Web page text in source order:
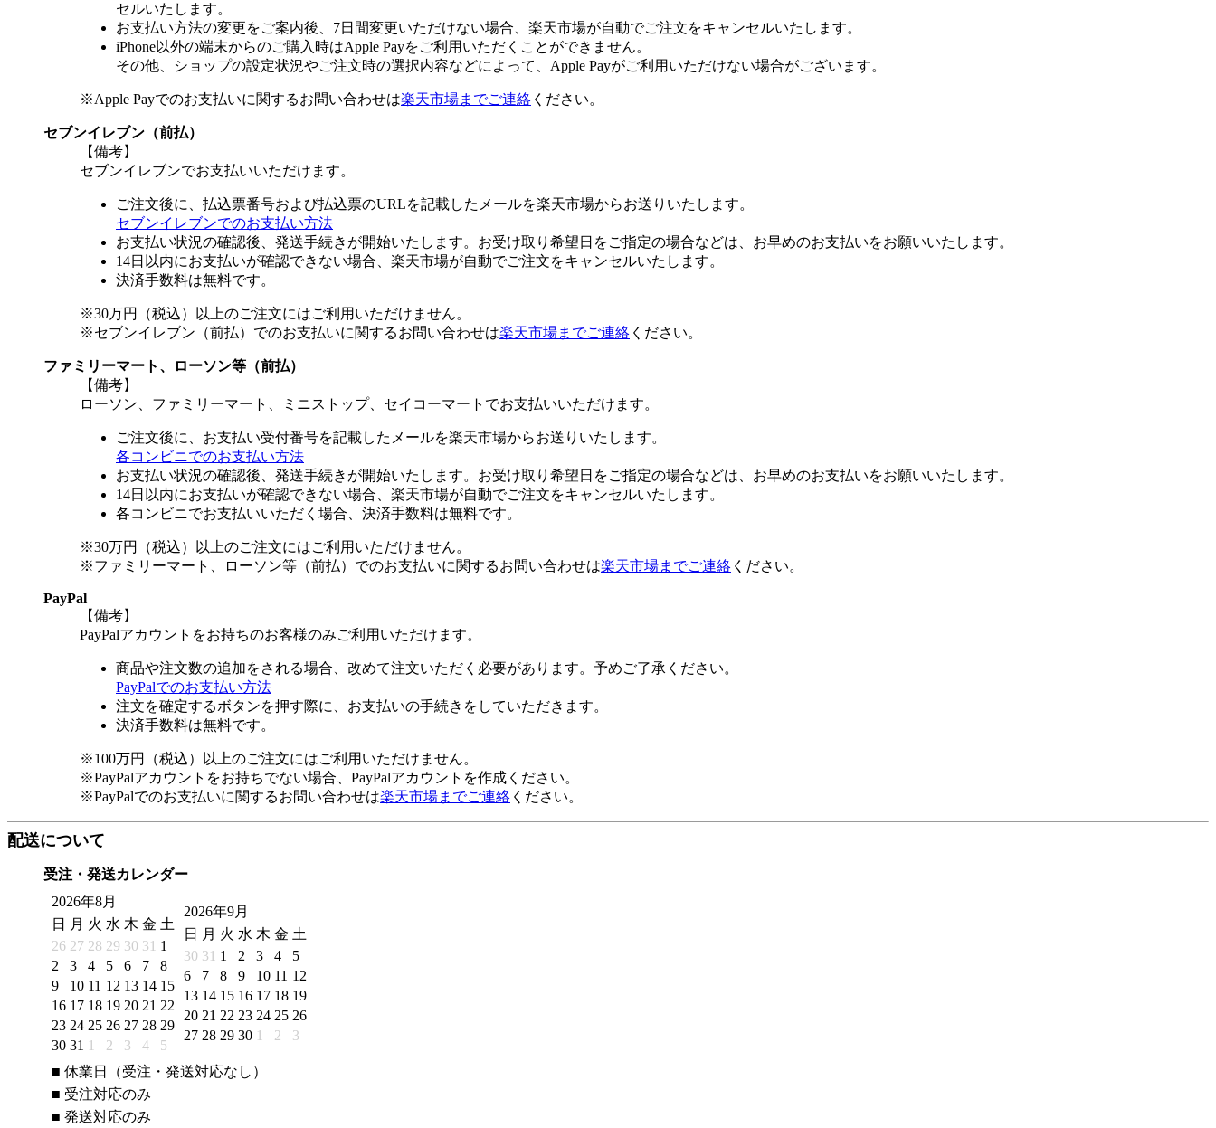
セルいたします。
お支払い方法の変更をご案内後、7日間変更いただけない場合、楽天市場が自動でご注文をキャンセルいたします。
iPhone以外の端末からのご購入時はApple Payをご利用いただくことができません。
その他、ショップの設定状況やご注文時の選択内容などによって、Apple Payがご利用いただけない場合がございます。
※Apple Payでのお支払いに関するお問い合わせは楽天市場までご連絡 ください。
セブンイレブン（前払）
【備考】
セブンイレブンでお支払いいただけます。
ご注文後に、払込票番号および払込票のURLを記載したメールを楽天市場からお送りいたします。
セブンイレブンでのお支払い方法
お支払い状況の確認後、発送手続きが開始いたします。お受け取り希望日をご指定の場合などは、お早めのお支払いをお願いいたします。
14日以内にお支払いが確認できない場合、楽天市場が自動でご注文をキャンセルいたします。
決済手数料は無料です。
※30万円（税込）以上のご注文にはご利用いただけません。
※セブンイレブン（前払）でのお支払いに関するお問い合わせは楽天市場までご連絡 ください。
ファミリーマート、ローソン等（前払）
【備考】
ローソン、ファミリーマート、ミニストップ、セイコーマートでお支払いいただけます。
ご注文後に、お支払い受付番号を記載したメールを楽天市場からお送りいたします。
各コンビニでのお支払い方法
お支払い状況の確認後、発送手続きが開始いたします。お受け取り希望日をご指定の場合などは、お早めのお支払いをお願いいたします。
14日以内にお支払いが確認できない場合、楽天市場が自動でご注文をキャンセルいたします。
各コンビニでお支払いいただく場合、決済手数料は無料です。
※30万円（税込）以上のご注文にはご利用いただけません。
※ファミリーマート、ローソン等（前払）でのお支払いに関するお問い合わせは楽天市場までご連絡 ください。
PayPal
【備考】
PayPalアカウントをお持ちのお客様のみご利用いただけます。
商品や注文数の追加をされる場合、改めて注文いただく必要があります。予めご了承ください。
PayPalでのお支払い方法
注文を確定するボタンを押す際に、お支払いの手続きをしていただきます。
決済手数料は無料です。
※100万円（税込）以上のご注文にはご利用いただけません。
※PayPalアカウントをお持ちでない場合、PayPalアカウントを作成ください。
※PayPalでのお支払いに関するお問い合わせは楽天市場までご連絡 ください。
配送について
受注・発送カレンダー
2026年8月
日
月 火 水 木 金 土
26 27 28 29 30 31 1
2
3 4 5 6 7
8
9
10 11 12 13 14 15
16 17 18 19 20 21 22
23 24 25 26 27 28 29
30 31 1 2 3 4 5
2026年9月
日
月 火 水 木 金 土
30 31 1 2 3 4
5
6
7 8 9 10 11 12
13 14 15 16 17 18 19
20 21 22 23 24 25 26
27 28 29 30 1 2 3
■ 休業日（受注・発送対応なし）
■ 受注対応のみ
■ 発送対応のみ